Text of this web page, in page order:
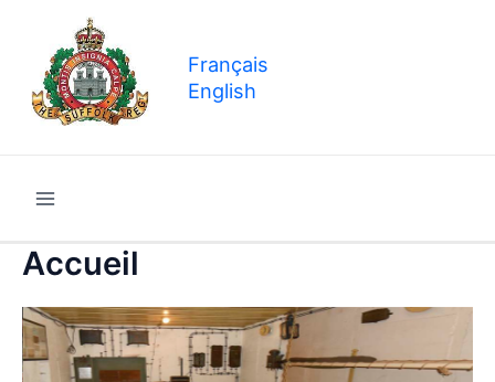
contenu
Français
English
Menu
Accueil